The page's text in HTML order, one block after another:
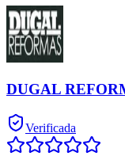
DUGAL
Verificada